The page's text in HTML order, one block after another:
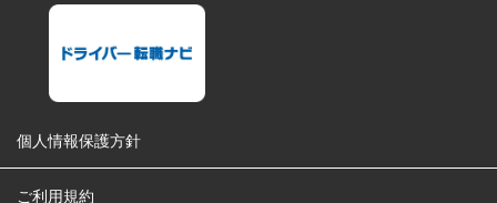
個人情報保護方針
ご利用規約